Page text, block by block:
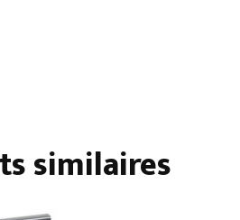
similaires